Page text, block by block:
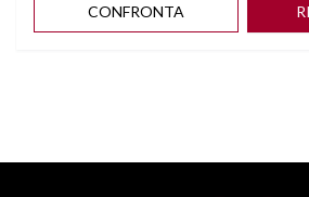
CONFRONTA